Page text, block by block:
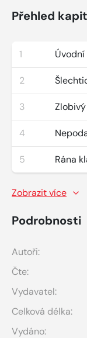
Přehled
1 Úvodní
2
3
4
5 Rána
Zobrazit více
Podrobnosti
Autoři:
Čte:
Vydavatel:
Celková délka:
Vydáno: